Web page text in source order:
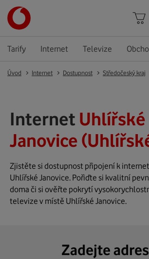
Tarify Internet Televize
Úvod Internet Dostupnost Středočeský kraj
Internet Uhlířské
Janovice
Janovice)
Zjistěte si dostupnost připojení k
Uhlířské Janovice. Pořiďte si kvalitní
doma či si ověřte pokrytí
televize v místě Uhlířské Janovice.
Zadejte